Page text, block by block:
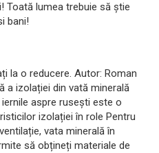
Toată lumea trebuie să știe
bani!
la o reducere. Autor: Roman
a izolației din vată minerală
aspre rusești este o
izolației în role Pentru
vata minerală în
să obțineți materiale de